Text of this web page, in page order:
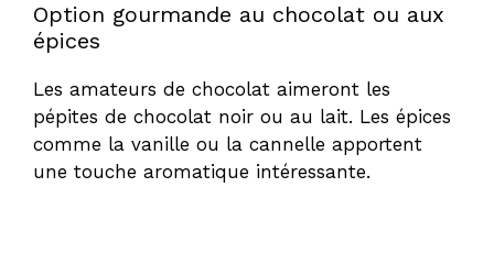
Option gourmande au chocolat ou aux
épices
Les amateurs de chocolat aimeront les
pépites de chocolat noir ou au lait. Les épices
comme la vanille ou la cannelle apportent
une touche aromatique intéressante.